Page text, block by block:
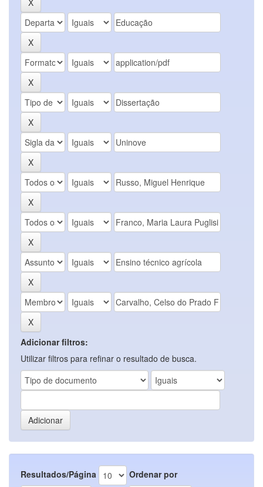
Adicionar filtros:
Utilizar filtros para refinar o resultado de busca.
Resultados/Página Ordenar por